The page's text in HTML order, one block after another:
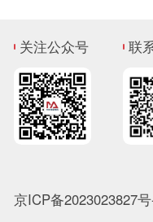
关注公众号 联
京ICP备2023023827号